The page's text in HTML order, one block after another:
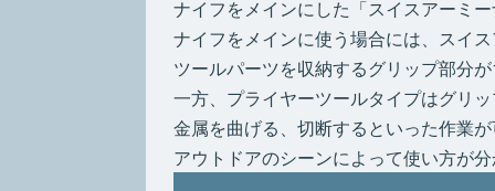
ナイフをメインにした「スイスアーミ
ナイフをメインに使う場合には、スイ
ツールパーツを収納するグリップ部分
一方、プライヤーツールタイプはグリ
金属を曲げる、切断するといった作業
アウトドアのシーンによって使い方が